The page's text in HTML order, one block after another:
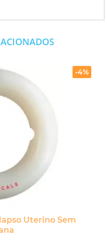
-4%
Uterino Sem